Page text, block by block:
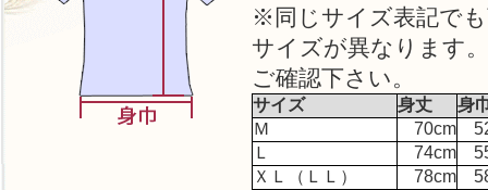
※同じサイズ表記で
サイズが異なります
ご確認下さい。
サイズ 身丈
身
Ｍ
70cm
Ｌ
74cm
ＸＬ（ＬＬ）
78cm